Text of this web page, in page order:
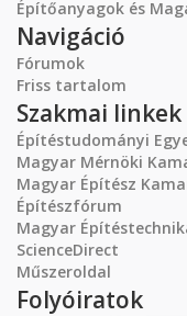
Építőanyagok és
Navigáció
Fórumok
Friss tartalom
Szakmai linkek
Építéstudományi
Magyar Mérnöki
Magyar Építész
Építészfórum
Magyar
ScienceDirect
Műszeroldal
Folyóiratok